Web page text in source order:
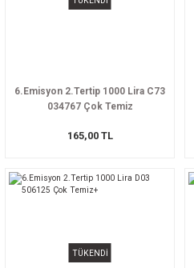
6.Emisyon 2.Tertip 1000 Lira C73
034767 Çok Temiz
165,00 TL
TÜKENDİ